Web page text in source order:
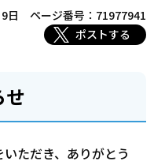
日
ページ番号：71977941
ポストする
せ
ただき、ありがとう